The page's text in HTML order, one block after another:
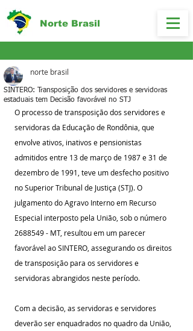
Norte Brasil
SINTERO: Transposição dos servidores e servidoras
estaduais tem Decisão favorável no STJ
norte brasil
O processo de transposição dos servidores e
servidoras da Educação de Rondônia, que
envolve ativos, inativos e pensionistas
admitidos entre 13 de março de 1987 e 31 de
dezembro de 1991, teve um desfecho positivo
no Superior Tribunal de Justiça (STJ). O
julgamento do Agravo Interno em Recurso
Especial interposto pela União, sob o número
2688549 - MT, resultou em um parecer
favorável ao SINTERO, assegurando os direitos
de transposição para os servidores e
servidoras abrangidos neste período.
Com a decisão, as servidoras e servidores
deverão ser enquadrados no quadro da União,